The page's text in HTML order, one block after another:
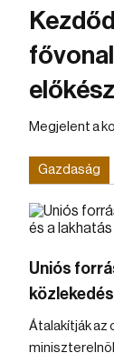
Megjelent a
Gazdaság
Uniós
Átalakítják az